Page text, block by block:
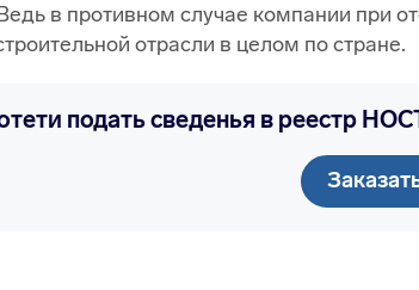
в противном случае компании при
отрасли в целом по стране.
подать сведенья в реестр